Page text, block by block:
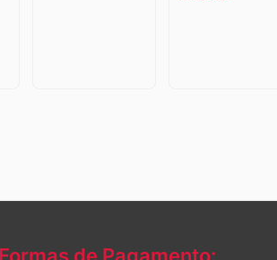
Formas de Pagamento: